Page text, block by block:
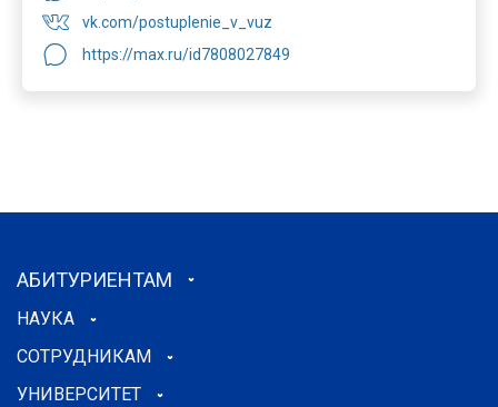
vk.com/postuplenie_v_vuz
https://max.ru/id7808027849
АБИТУРИЕНТАМ
НАУКА
СОТРУДНИКАМ
УНИВЕРСИТЕТ